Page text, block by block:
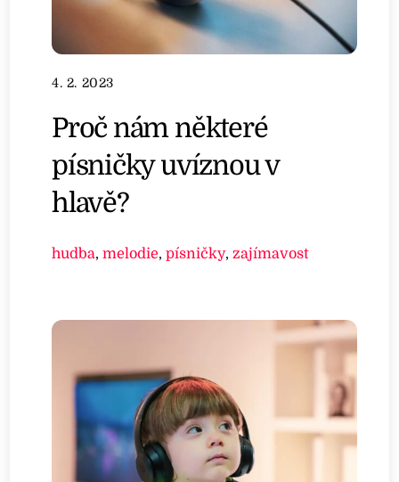
4. 2. 2023
Proč nám některé
písničky uvíznou v
hlavě?
hudba,melodie,písničky, zajímavost